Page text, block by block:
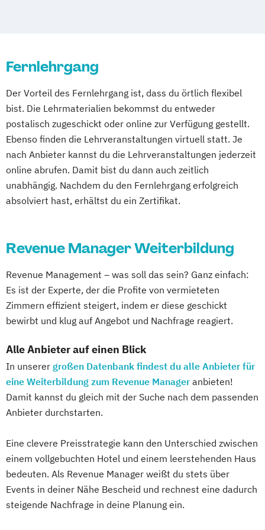
Online Marketing Management
Revenue Manager
Senior MICE Management
Senior Manager Convention Sales
Sommelier Vegan geschulter Koch
WSET® Level 2
Award in Wines
WSET® Level 3
Award in Wines
Fernlehrgang
Der Vorteil des Fernlehrgang ist, dass du örtlich flexibel
bist. Die Lehrmaterialien bekommst du entweder
postalisch zugeschickt oder online zur Verfügung gestellt.
Ebenso finden die Lehrveranstaltungen virtuell statt. Je
nach Anbieter kannst du die Lehrveranstaltungen jederzeit
online abrufen. Damit bist du dann auch zeitlich
unabhängig. Nachdem du den Fernlehrgang erfolgreich
absolviert hast, erhältst du ein Zertifikat.
Revenue Manager Weiterbildung
Revenue Management – was soll das sein? Ganz einfach:
Es ist der Experte, der die Profite von vermieteten
Zimmern effizient steigert, indem er diese geschickt
bewirbt und klug auf Angebot und Nachfrage reagiert.
Alle Anbieter auf einen Blick
In unserer großen Datenbank findest du alle Anbieter für
eine Weiterbildung zum Revenue Manager anbieten!
Damit kannst du gleich mit der Suche nach dem passenden
Anbieter durchstarten.
Eine clevere Preisstrategie kann den Unterschied zwischen
einem vollgebuchten Hotel und einem leerstehenden Haus
bedeuten. Als Revenue Manager weißt du stets über
Events in deiner Nähe Bescheid und rechnest eine dadurch
steigende Nachfrage in deine Planung ein.